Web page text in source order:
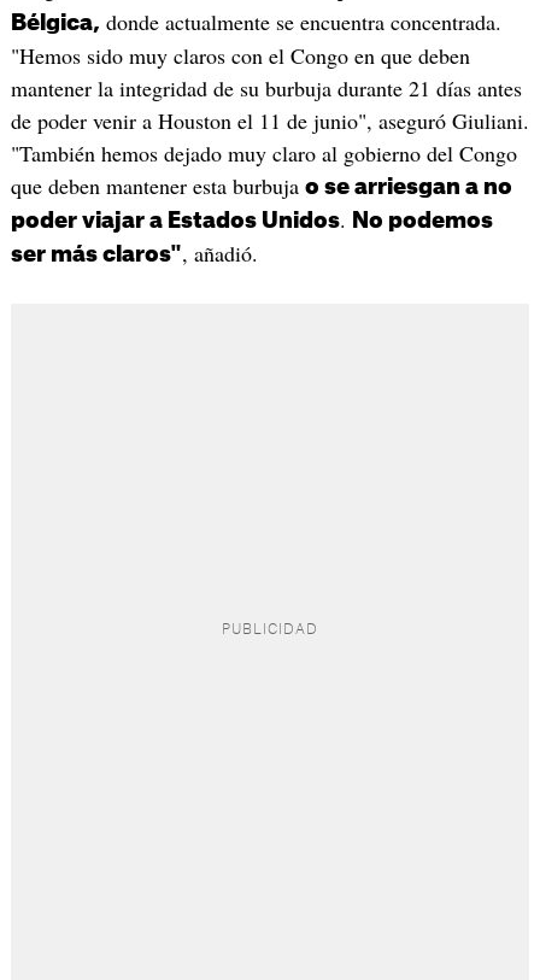
Bélgica, donde actualmente se encuentra concentrada.
"Hemos sido muy claros con el Congo en que deben
mantener la integridad de su burbuja durante 21 días antes
de poder venir a Houston el 11 de junio", aseguró Giuliani.
"También hemos dejado muy claro al gobierno del Congo
que deben mantener esta burbuja o se arriesgan a no
poder viajar a Estados Unidos.
No podemos
ser más claros", añadió.